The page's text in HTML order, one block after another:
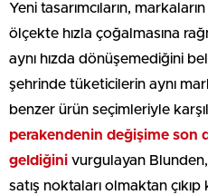
Yeni tasarımcıların,
ölçekte hızla çoğalmasına
aynı hızda dönüşemediğini
şehrinde tüketicilerin aynı
benzer ürün seçimleriyle
perakendenin değişime son
geldiğini vurgulayan
satış noktaları olmaktan